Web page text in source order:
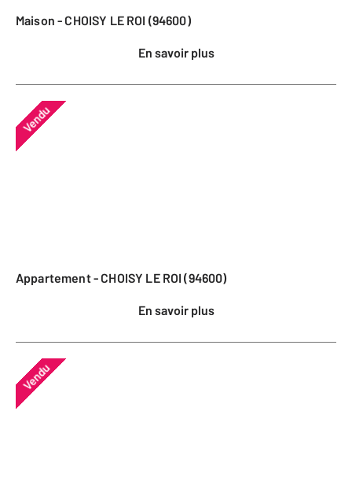
Maison - CHOISY LE ROI (94600)
En savoir plus
Vendu
Appartement - CHOISY LE ROI (94600)
En savoir plus
Vendu